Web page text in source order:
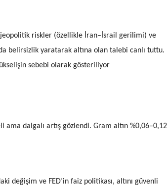
riskler (özellikle İran–İsrail gerilimi) ve
belirsizlik yaratarak altına olan talebi canlı tuttu.
sebebi olarak gösteriliyor
ama dalgalı artış gözlendi. Gram altın
değişim ve FED’in faiz politikası, altını güvenli